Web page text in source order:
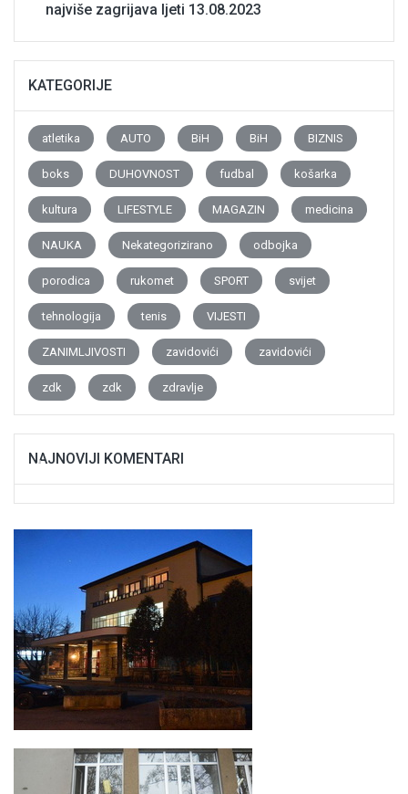
najviše zagrijava ljeti 13.08.2023
KATEGORIJE
atletika AUTO BiH BiH BIZNIS
boks DUHOVNOST fudbal košarka
kultura LIFESTYLE MAGAZIN medicina
NAUKA Nekategorizirano odbojka
porodica rukomet SPORT svijet
tehnologija tenis VIJESTI
ZANIMLJIVOSTI zavidovići zavidovići
zdk zdk zdravlje
NAJNOVIJI KOMENTARI